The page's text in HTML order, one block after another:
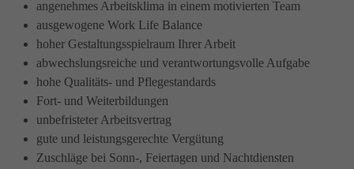
info@amicus-pflege.de
angenehmes Arbeitsklima in einem motivierten Team
ausgewogene Work Life Balance
hoher Gestaltungsspielraum Ihrer Arbeit
abwechslungsreiche und verantwortungsvolle Aufgabe
hohe Qualitäts- und Pflegestandards
Fort- und Weiterbildungen
unbefristeter Arbeitsvertrag
gute und leistungsgerechte Vergütung
Zuschläge bei Sonn-, Feiertagen und Nachtdiensten